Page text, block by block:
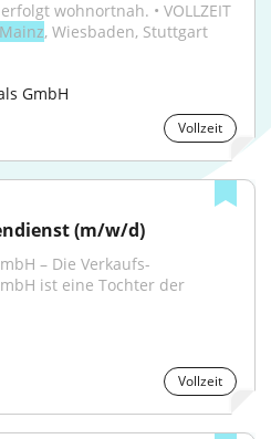
wohnortnah. • VOLLZEIT
Mainz, Wiesbaden, Stuttgart
GmbH
Vollzeit
(m/w/d)
– Die Verkaufs-
ist eine Tochter der
Vollzeit